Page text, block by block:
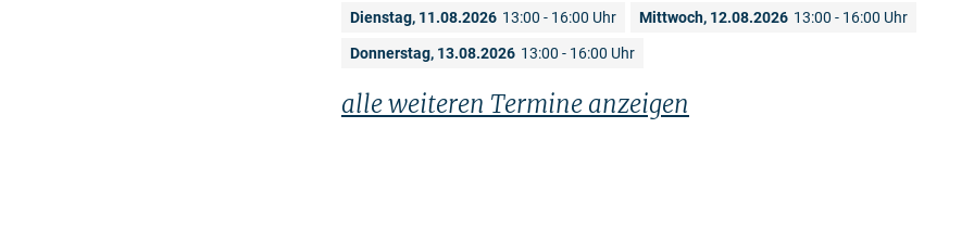
Dienstag, 11.08.2026 13:00 - 16:00 Uhr Mittwoch, 12.08.2026 13:00 - 16:00 Uhr
Donnerstag, 13.08.2026 13:00 - 16:00 Uhr
alle weiteren Termine anzeigen